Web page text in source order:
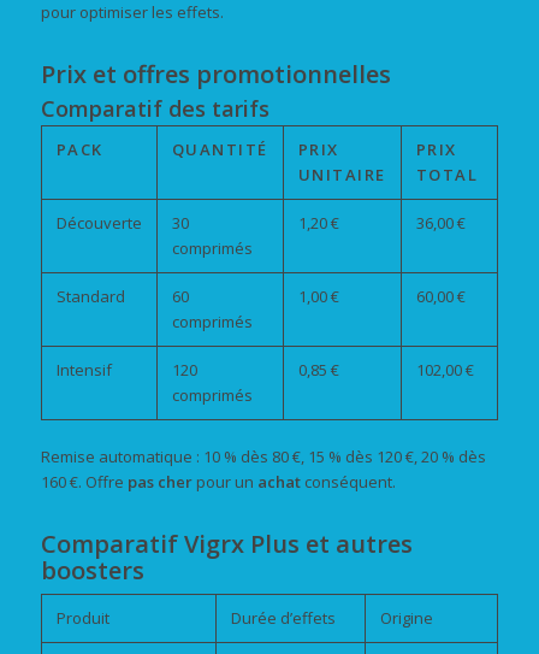
pour optimiser les effets.
Prix et offres promotionnelles
Comparatif des tarifs
PACK QUANTITÉ
PRIX
UNITAIRE
PRIX
TOTAL
Découverte
30
comprimés
1,20 € 36,00 €
Standard
60
comprimés
1,00 € 60,00 €
Intensif
120
comprimés
0,85 € 102,00 €
Remise automatique : 10 % dès 80 €, 15 % dès 120 €, 20 % dès
160 €. Offre pas cherpour un achatconséquent.
Comparatif Vigrx Plus et autres
boosters
Produit Durée d’effets Origine